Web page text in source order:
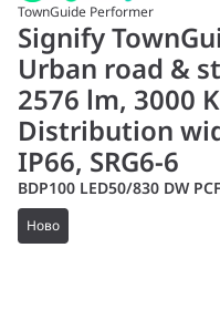
TownGuide Performer
Signify
Urban road &
2576 lm, 3000
Distribution
IP66, SRG6-6
BDP100 LED50/830 DW
Ново